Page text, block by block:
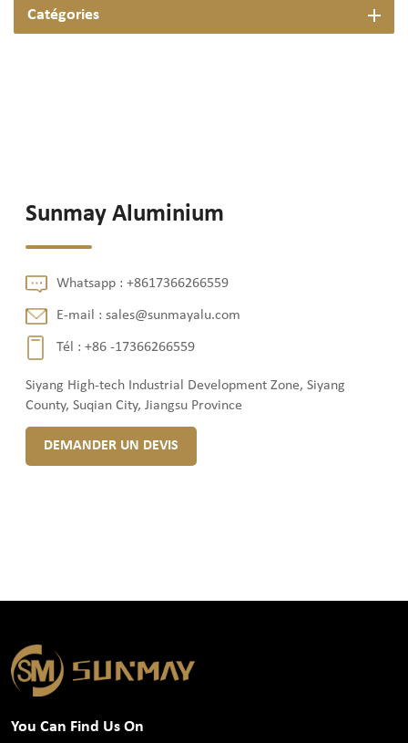
Catégories
Sunmay Aluminium
Whatsapp :+8617366266559
E-mail :sales@sunmayalu.com
Tél :+86 -17366266559
Siyang High-tech Industrial Development Zone, Siyang
County, Suqian City, Jiangsu Province
DEMANDER UN DEVIS
You Can Find Us On